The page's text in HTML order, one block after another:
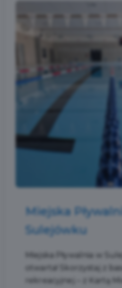
Miejska
Sulejówku
Miejska Pływalnia w
otwarta! Skorzystaj z
rekreacyjnej – z Kartą